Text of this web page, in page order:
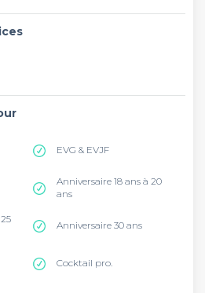
EVG & EVJF
Anniversaire 18 ans à 20
ans
Anniversaire 30 ans
Cocktail pro.